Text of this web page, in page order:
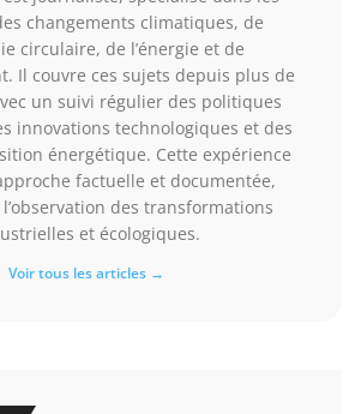
changements climatiques, de
circulaire, de l’énergie et de
Il couvre ces sujets depuis plus de
un suivi régulier des politiques
innovations technologiques et des
énergétique. Cette expérience
factuelle et documentée,
des transformations
et écologiques.
Voir tous les articles →